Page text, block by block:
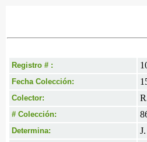
Registro # :
Fecha Colección:
Colector:
# Colección:
Determina: